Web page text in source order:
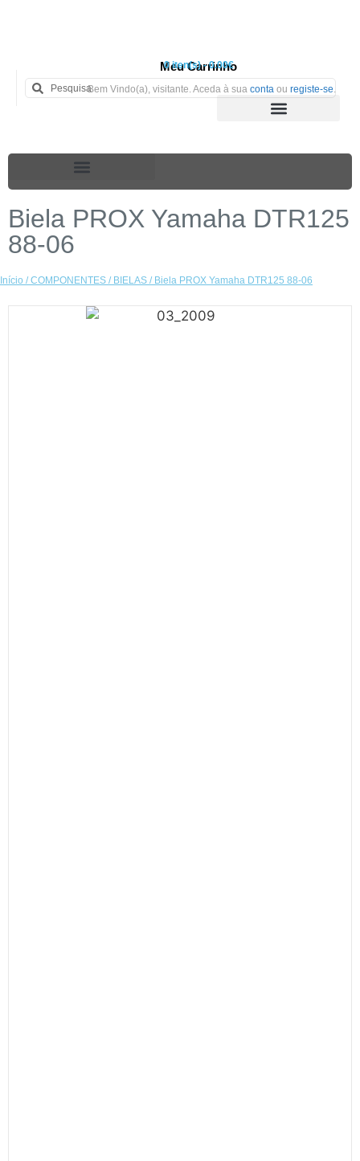
Meu Carrinho
0 iten(s) - 0.00€
Bem Vindo(a), visitante. Aceda à sua conta ou registe-se.
Biela PROX Yamaha DTR125
88-06
Início /COMPONENTES / BIELAS / Biela PROX Yamaha DTR125 88-06